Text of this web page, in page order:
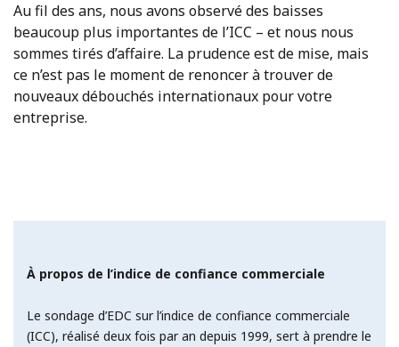
Au fil des ans, nous avons observé des baisses
beaucoup plus importantes de l’ICC – et nous nous
sommes tirés d’affaire. La prudence est de mise, mais
ce n’est pas le moment de renoncer à trouver de
nouveaux débouchés internationaux pour votre
entreprise.
À propos de l’indice de confiance commerciale
Le sondage d’EDC sur l’indice de confiance commerciale
(ICC), réalisé deux fois par an depuis 1999, sert à prendre le